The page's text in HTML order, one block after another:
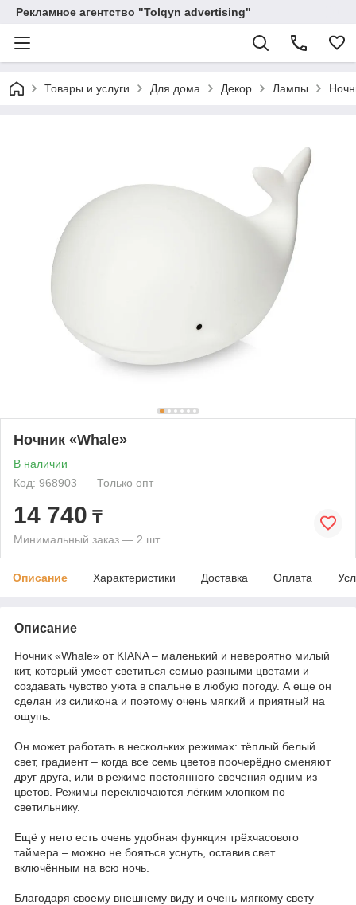
Рекламное агентство "Tolqyn advertising"
Товары и услуги Для дома Декор Лампы
Ночник «Whale»
В наличии
Код: 968903
Только опт
14 740 ₸
Минимальный заказ — 2 шт.
Описание Характеристики Доставка Оплата
Описание
Ночник «Whale» от KIANA – маленький и невероятно милый
кит, который умеет светиться семью разными цветами и
создавать чувство уюта в спальне в любую погоду. А еще он
сделан из силикона и поэтому очень мягкий и приятный на
ощупь.
Он может работать в нескольких режимах: тёплый белый
свет, градиент – когда все семь цветов поочерёдно сменяют
друг друга, или в режиме постоянного свечения одним из
цветов. Режимы переключаются лёгким хлопком по
светильнику.
Ещё у него есть очень удобная функция трёхчасового
таймера – можно не бояться уснуть, оставив свет
включённым на всю ночь.
Благодаря своему внешнему виду и очень мягкому свету